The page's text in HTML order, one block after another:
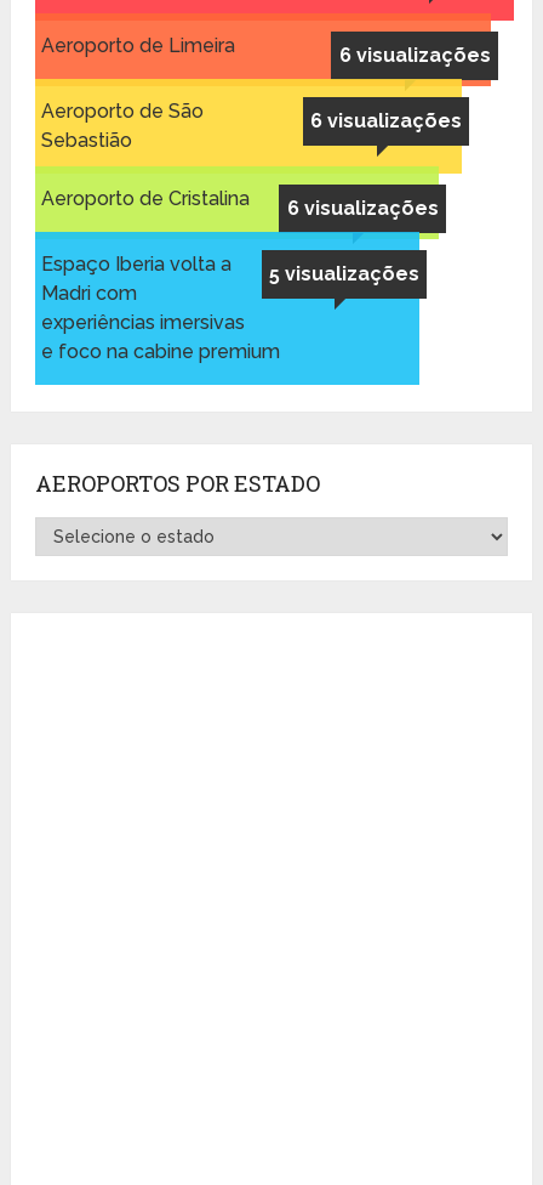
6 visualizações
Aeroporto de Limeira
6 visualizações
Aeroporto de São
Sebastião
6 visualizações
Aeroporto de Cristalina
5 visualizações
Espaço Iberia volta a
Madri com
experiências imersivas
e foco na cabine premium
AEROPORTOS POR ESTADO
Aeroportos
por